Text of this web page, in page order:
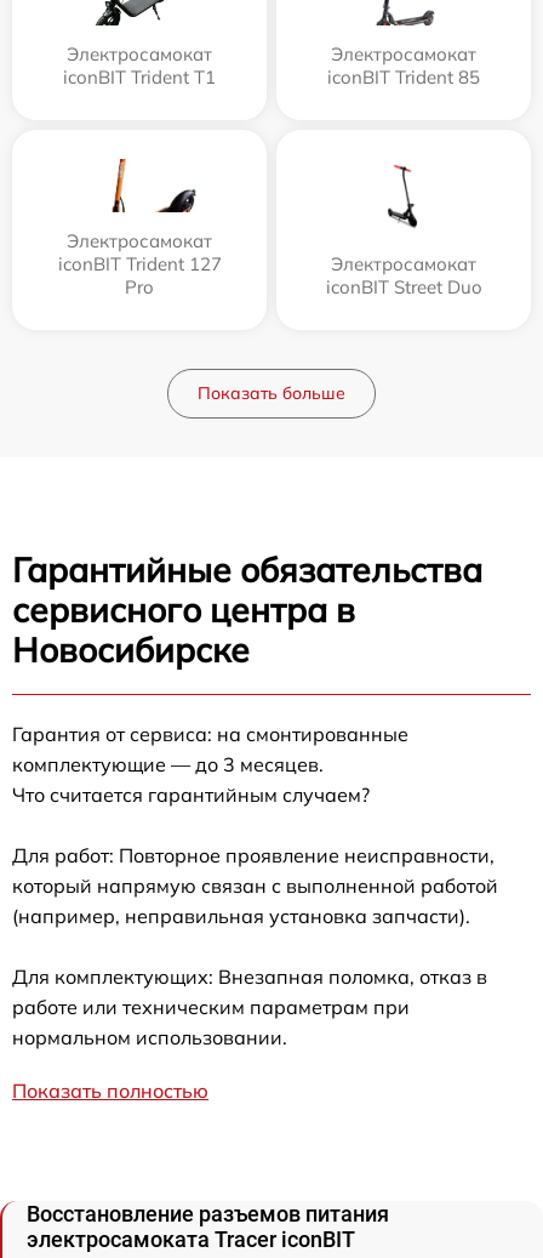
Электросамокат
iconBIT Trident T1
Электросамокат
iconBIT Trident 85
Электросамокат
iconBIT Trident 127
Pro
Электросамокат
iconBIT Street Duo
Показать больше
Гарантийные обязательства
сервисного центра в
Новосибирске
Гарантия от сервиса: на смонтированные
комплектующие — до 3 месяцев.
Что считается гарантийным случаем?
Для работ: Повторное проявление неисправности,
который напрямую связан с выполненной работой
(например, неправильная установка запчасти).
Для комплектующих: Внезапная поломка, отказ в
работе или техническим параметрам при
нормальном использовании.
Показать полностью
Восстановление разъемов питания
электросамоката Tracer iconBIT